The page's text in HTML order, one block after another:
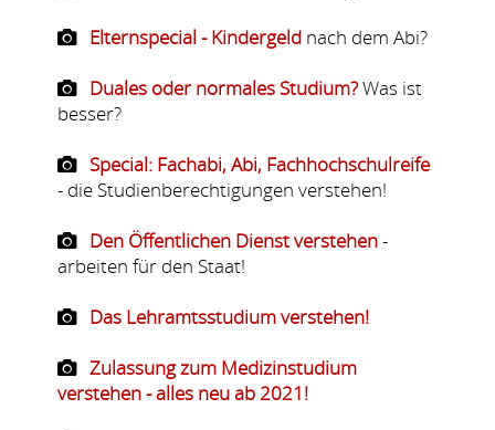
Elternspecial - Kindergeld nach dem Abi?
Duales oder normales Studium?Was ist
besser?
Special: Fachabi, Abi, Fachhochschulreife
- die Studienberechtigungen verstehen!
Den Öffentlichen Dienst verstehen-
arbeiten für den Staat!
Das Lehramtsstudium verstehen!
Zulassung zum Medizinstudium
verstehen - alles neu ab 2021!